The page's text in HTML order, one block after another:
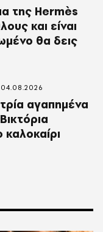
της Hermès
και είναι
θα δεις
αγαπημένα
04.08.2026